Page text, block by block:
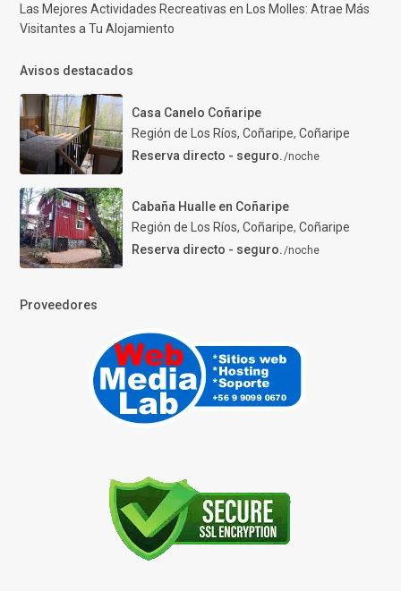
Las Mejores Actividades Recreativas en Los Molles: Atrae Más
Visitantes a Tu Alojamiento
Avisos destacados
Casa Canelo Coñaripe
Región de Los Ríos, Coñaripe, Coñaripe
Reserva directo - seguro./noche
Cabaña Hualle en Coñaripe
Región de Los Ríos, Coñaripe, Coñaripe
Reserva directo - seguro./noche
Proveedores